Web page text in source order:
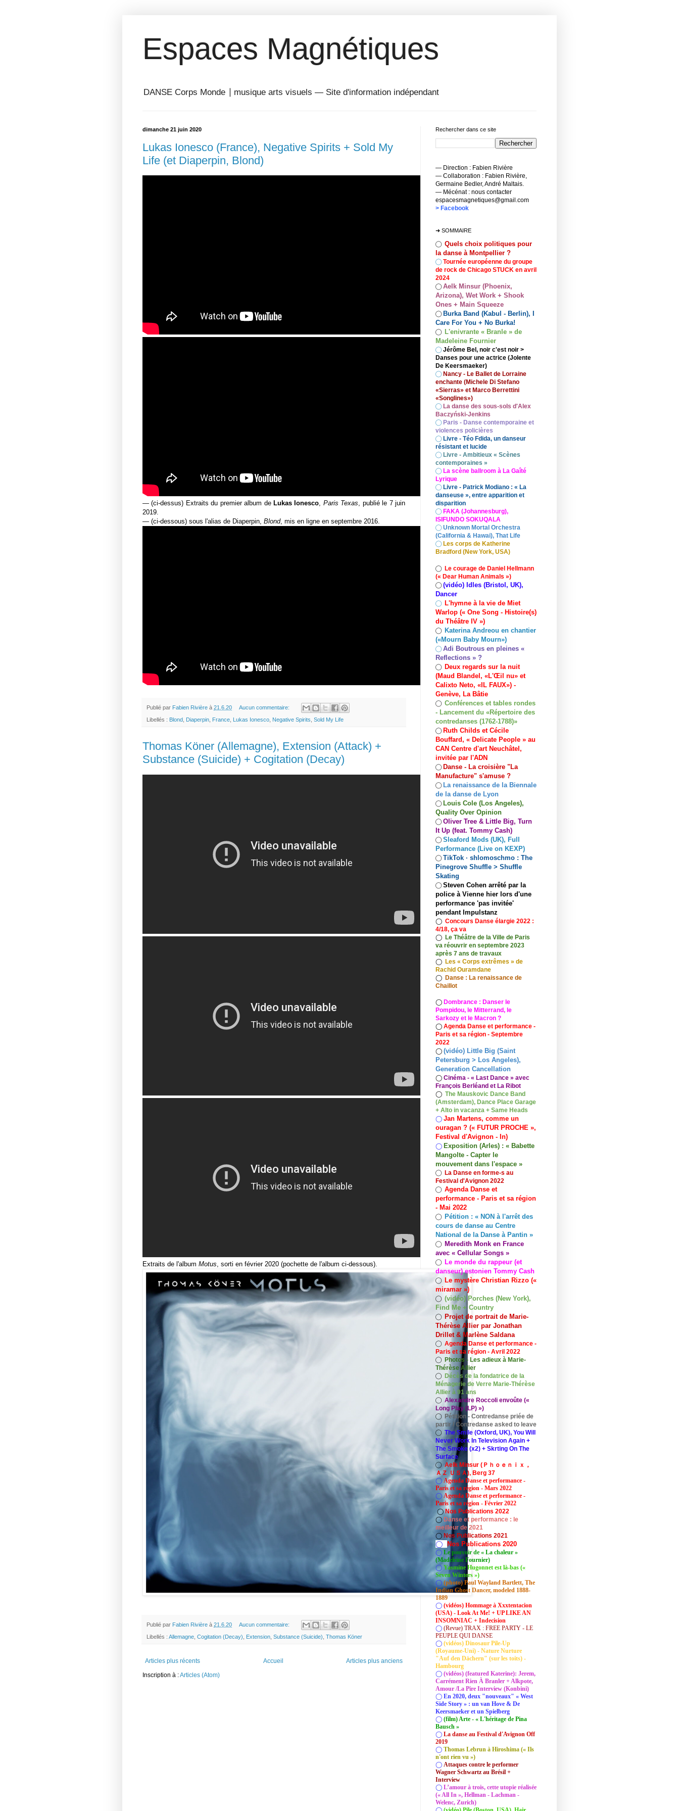
Espaces Magnétiques
DANSE Corps Monde ⎥ musique arts visuels — Site d'information indépendant
dimanche 21 juin 2020
Lukas Ionesco (France), Negative Spirits + Sold My
Life (et Diaperpin, Blond)
— (ci-dessus) Extraits du premier album de Lukas Ionesco, Paris Texas, publié le 7 juin
2019.
— (ci-dessous) sous l'alias de Diaperpin, Blond, mis en ligne en septembre 2016.
Publié par Fabien Rivière à 21.6.20 Aucun commentaire:
Libellés : Blond, Diaperpin, France, Lukas Ionesco, Negative Spirits, Sold My Life
Thomas Köner (Allemagne), Extension (Attack) +
Substance (Suicide) + Cogitation (Decay)
Extraits de l'album Motus , sorti en février 2020 (pochette de l'album ci-dessous).
Publié par Fabien Rivière à 21.6.20 Aucun commentaire:
Libellés : Allemagne Cogitation (Decay) Extension Substance (Suicide) Thomas Köner
Articles plus récents Articles plus anciens
Accueil
Inscription à :Articles (Atom)
Rechercher dans ce site
— Direction : Fabien Rivière
— Collaboration : Fabien Rivière,
Germaine Bedler, André Maltais.
— Mécénat : nous contacter
espacesmagnetiques@gmail.com
> Facebook
➜ SOMMAIRE
◯ Quels choix politiques pour
la danse à Montpellier ?
◯ Tournée européenne du groupe
de rock de Chicago STUCK en avril
2024
◯ Aelk Minsur (Phoenix,
Arizona), Wet Work + Shook
Ones + Main Squeeze
◯ Burka Band (Kabul - Berlin), I
Care For You + No Burka!
◯ L'enivrante « Branle » de
Madeleine Fournier
◯ Jérôme Bel, noir c'est noir >
Danses pour une actrice (Jolente
De Keersmaeker)
◯ Nancy - Le Ballet de Lorraine
enchante (Michele Di Stefano
«Sierras» et Marco Berrettini
«Songlines»)
◯ La danse des sous-sols d'Alex
Baczyński-Jenkins
◯ Paris - Danse contemporaine et
violences policières
◯ Livre - Téo Fdida, un danseur
résistant et lucide
◯ Livre - Ambitieux « Scènes
contemporaines »
◯ La scène ballroom à La Gaîté
Lyrique
◯ Livre - Patrick Modiano : « La
danseuse », entre apparition et
disparition
◯ FAKA (Johannesburg),
ISIFUNDO SOKUQALA
◯ Unknown Mortal Orchestra
(California & Hawai), That Life
◯ Les corps de Katherine
Bradford (New York, USA)
◯ Le courage de Daniel Hellmann
(« Dear Human Animals »)
◯ (vidéo) Idles (Bristol, UK),
Dancer
◯ L'hymne à la vie de Miet
Warlop (« One Song - Histoire(s)
du Théâtre IV »)
◯ Katerina Andreou en chantier
(«Mourn Baby Mourn»)
◯ Adi Boutrous en pleines «
Reflections » ?
◯ Deux regards sur la nuit
(Maud Blandel, «L'Œil nu» et
Calixto Neto, «IL FAUX») -
Genève, La Bâtie
◯ Conférences et tables rondes
- Lancement du «Répertoire des
contredanses (1762-1788)»
◯ Ruth Childs et Cécile
Bouffard, « Delicate People » au
CAN Centre d'art Neuchâtel,
invitée par l'ADN
◯ Danse - La croisière "La
Manufacture" s'amuse ?
◯ La renaissance de la Biennale
de la danse de Lyon
◯ Louis Cole (Los Angeles),
Quality Over Opinion
◯ Oliver Tree & Little Big, Turn
It Up (feat. Tommy Cash)
◯ Sleaford Mods (UK), Full
Performance (Live on KEXP)
◯ TikTok · shlomoschmo : The
Pinegrove Shuffle > Shuffle
Skating
◯ Steven Cohen arrêté par la
police à Vienne hier lors d'une
performance 'pas invitée'
pendant Impulstanz
◯ Concours Danse élargie 2022 :
4/18, ça va
◯ Le Théâtre de la Ville de Paris
va réouvrir en septembre 2023
après 7 ans de travaux
◯ Les « Corps extrêmes » de
Rachid Ouramdane
◯ Danse : La renaissance de
Chaillot
◯ Dombrance : Danser le
Pompidou, le Mitterrand, le
Sarkozy et le Macron ?
◯ Agenda Danse et performance -
Paris et sa région - Septembre
2022
◯ (vidéo) Little Big (Saint
Petersburg > Los Angeles),
Generation Cancellation
◯ Cinéma - « Last Dance » avec
François Berléand et La Ribot
◯ The Mauskovic Dance Band
(Amsterdam), Dance Place Garage
+ Alto in vacanza + Same Heads
◯ Jan Martens, comme un
ouragan ? (« FUTUR PROCHE »,
Festival d'Avignon - In)
◯ Exposition (Arles) : « Babette
Mangolte - Capter le
mouvement dans l'espace »
◯ La Danse en forme-s au
Festival d'Avignon 2022
◯ Agenda Danse et
performance - Paris et sa région
- Mai 2022
◯ Pétition : « NON à l'arrêt des
cours de danse au Centre
National de la Danse à Pantin »
◯ Meredith Monk en France
avec « Cellular Songs »
◯ Le monde du rappeur (et
danseur) estonien Tommy Cash
◯ Le mystère Christian Rizzo («
miramar »)
◯ (vidéo) Porches (New York),
Find Me + Country
◯ Projet de portrait de Marie-
Thérèse Allier par Jonathan
Drillet & Marlène Saldana
◯ Agenda Danse et performance -
Paris et sa région - Avril 2022
◯ Photos - Les adieux à Marie-
Thérèse Allier
◯ Décès de la fondatrice de la
Ménagerie de Verre Marie-Thérèse
Allier à 91 ans
◯ Alexandre Roccoli envoûte («
Long Play (LP) »)
◯ Pétition - Contredanse priée de
partir / Contredanse asked to leave
◯ The Smile (Oxford, UK), You Will
Never Work In Television Again +
The Smoke (x2) + Skrting On The
Surface
◯ Aelk Minsur (Ｐｈｏｅｎｉｘ，
ＡＺ ＵＳＡ), Berg 37
◯ Agenda Danse et performance -
Paris et sa région - Mars 2022
◯ Agenda Danse et performance -
Paris et sa région - Février 2022
◯Nos Publications 2022
◯ Danse et performance : le
meilleur de 2021
◯ Nos Publications 2021
◯ Nos Publications 2020
◯ Le pouvoir de « La chaleur »
(Madeleine Fournier)
◯ Yasmine Hugonnet est là-bas («
Seven Winters »)
◯(photo) Paul Wayland Bartlett, The
Indian Ghost Dancer, modeled 1888-
1889
◯ (vidéos) Hommage à Xxxtentacion
(USA) - Look At Me! + UP LIKE AN
INSOMNIAC + Indecision
◯ (Revue) TRAX : FREE PARTY - LE
PEUPLE QUI DANSE
◯ (vidéos) Dinosaur Pile-Up
(Royaume-Uni) - Nature Nurture
"Auf den Dächern" (sur les toits) -
Hambourg
◯ (vidéos) (featured Katerine): Jerem,
Carrément Rien À Branler + Alkpote,
Amour /La Pire Interview (Konbini)
◯ En 2020, deux "nouveaux" « West
Side Story » : un van Hove & De
Keersmaeker et un Spielberg
◯ (film) Arte - « L'héritage de Pina
Bausch »
◯ La danse au Festival d'Avignon Off
2019
◯ Thomas Lebrun à Hiroshima (« Ils
n'ont rien vu »)
◯ Attaques contre le performer
Wagner Schwartz au Brésil +
Interview
◯ L’amour à trois, cette utopie réalisée
(« All In », Hellman - Lachman -
Welenc, Zurich)